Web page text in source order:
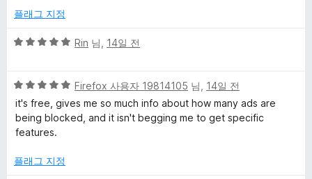
에
점
플래그 지정
5
점
에
5
점
Rin 님, 14일 전
5
점
만
점
5
Firefox 사용자 19814105 님, 14일 전
it's free, gives me so much info about how many ads are
being blocked, and it isn't begging me to get specific
features.
플래그 지정